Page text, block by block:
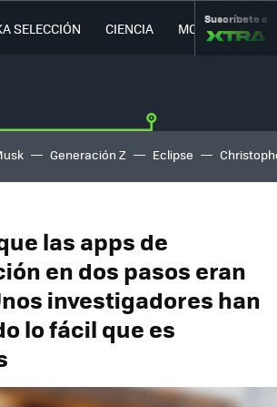
SELECCIÓN CIENCIA MOVILIDAD
Suscríbete a
Generación Z Eclipse
las apps de
en dos pasos eran
investigadores han
lo fácil que es